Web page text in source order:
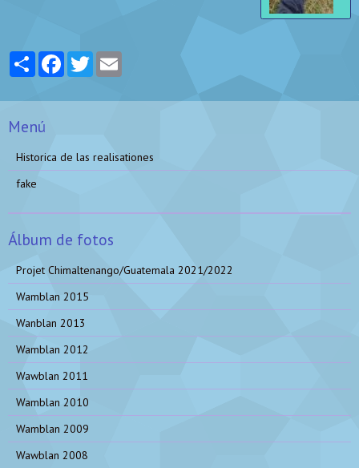
PartagerFacebookTwitter
Menú
Historica de las realisationes
fake
Álbum de fotos
Projet Chimaltenango/Guatemala 2021/2022
Wamblan 2015
Wanblan 2013
Wamblan 2012
Wawblan 2011
Wamblan 2010
Wamblan 2009
Wawblan 2008